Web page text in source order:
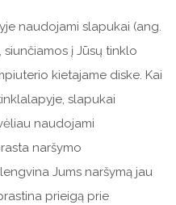
naudojami slapukai (ang.
siunčiamos į Jūsų tinklo
kietajame diske. Kai
slapukai
naudojami
naršymo
Jums naršymą jau
prieigą prie